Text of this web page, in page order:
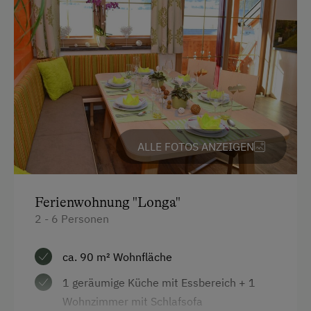
Badesee
Bergtouren
E-Bike-Verleih
Eislaufen
Eisstockschießen
Erlebniswanderweg
Fahrradverleih
Heimatmuseum
Kegelbahn
Klettern
Doppelbett (Kingsize)
ALLE FOTOS ANZEIGEN
Ferienwohnung "Longa"
2 - 6 Personen
ca. 90 m² Wohnfläche
1 geräumige Küche mit Essbereich + 1
Wohnzimmer mit Schlafsofa